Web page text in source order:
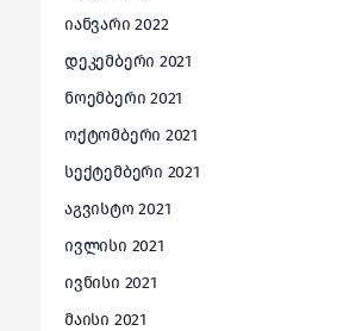
იანვარი 2022
დეკემბერი 2021
ნოემბერი 2021
ოქტომბერი 2021
სექტემბერი 2021
აგვისტო 2021
ივლისი 2021
ივნისი 2021
მაისი 2021